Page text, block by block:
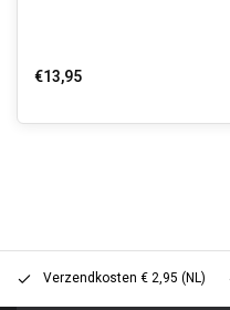
€13,95
Verzendkosten € 2,95 (NL)